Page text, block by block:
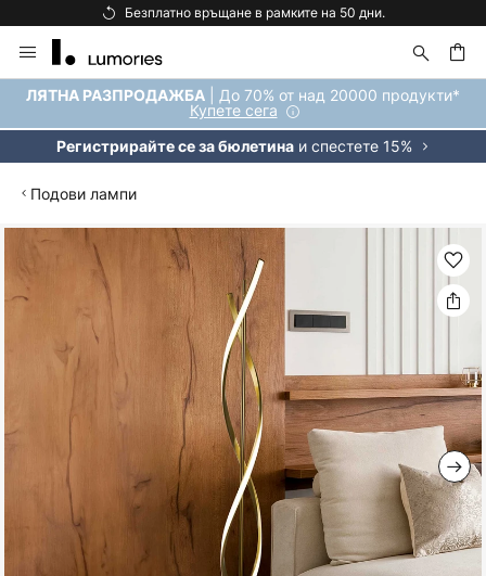
Безплатно връщане в рамките на 50 дни.
Прескачане
към
съдържанието
ЛЯТНА РАЗПРОДАЖБА | До 70% от над 20000 продукти*
Купете сега
Регистрирайте се за бюлетинаи спестете 15%
Подови лампи
Преминете
към
края
галерията
изображенията